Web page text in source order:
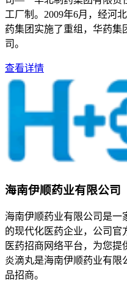
工厂制。2009年6月，经河
药集团实施了重组，华药集
司。
查看详情
海南伊顺药业有限公司
海南伊顺药业有限公司是一
的现代化医药企业，公司官
医药招商网络平台，为您
炎滴丸是海南伊顺药业有限
品招商。